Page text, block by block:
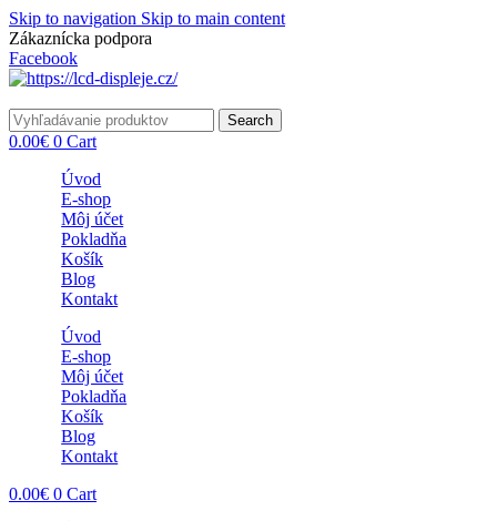
Skip to navigation Skip to main content
Zákaznícka podpora
Facebook
Search
0.00€ 0 Cart
Úvod
E-shop
Môj účet
Pokladňa
Košík
Blog
Kontakt
Úvod
E-shop
Môj účet
Pokladňa
Košík
Blog
Kontakt
0.00€ 0 Cart